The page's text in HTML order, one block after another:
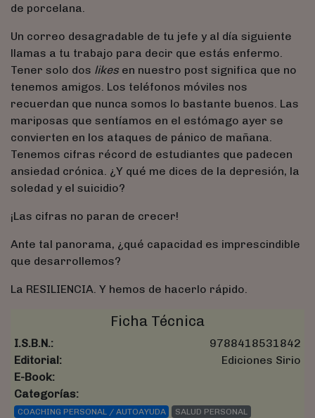
de porcelana.
Un correo desagradable de tu jefe y al día siguiente
llamas a tu trabajo para decir que estás enfermo.
Tener solo dos likes en nuestro post significa que no
tenemos amigos. Los teléfonos móviles nos
recuerdan que nunca somos lo bastante buenos. Las
mariposas que sentíamos en el estómago ayer se
convierten en los ataques de pánico de mañana.
Tenemos cifras récord de estudiantes que padecen
ansiedad crónica. ¿Y qué me dices de la depresión, la
soledad y el suicidio?
¡Las cifras no paran de crecer!
Ante tal panorama, ¿qué capacidad es imprescindible
que desarrollemos?
La RESILIENCIA. Y hemos de hacerlo rápido.
Ficha Técnica
I.S.B.N.:
9788418531842
Editorial:
Ediciones Sirio
E-Book:
Categorías:
COACHING PERSONAL / AUTOAYUDA
SALUD PERSONAL